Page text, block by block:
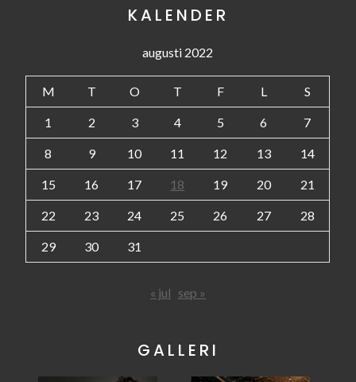
KALENDER
augusti 2022
M T O T F L S
1 2 3 4 5 6 7
8 9 10 11 12 13 14
15 16 17 18 19 20 21
22 23 24 25 26 27 28
29 30 31
« jul sep »
GALLERI